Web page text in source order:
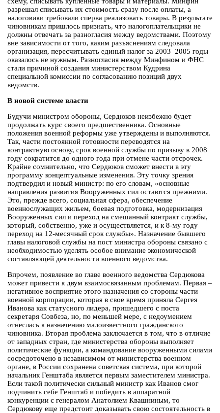
разрешал списывать их стоимость сразу после оплаты, а
налоговики требовали сперва реализовать товары. В результате
чиновникам пришлось признать, что налогоплательщики не
должны отвечать за разногласия между ведомствами. Поэтому
вне зависимости от того, каким разъяснениям следовала
организация, пересчитывать единый налог за 2003–2005 годы
оказалось не нужным. Разногласия между Минфином и ФНС
стали причиной создания министерством Кудрина
специальной комиссии по согласованию позиций двух
ведомств.
В новой системе власти
Будучи министром обороны, Сердюков неизбежно будет
продолжать курс своего предшественника. Основные
положения военной реформы уже утверждены и выполняются.
Так, части постоянной готовности переводятся на
контрактную основу, срок военной службы по призыву в 2008
году сократится до одного года при отмене части отсрочек.
Крайне сомнительно, что Сердюков сможет внести в эту
программу концептуальные изменения. Эту точку зрения
подтвердил и новый министр: по его словам, «основные
направления развития Вооруженных сил остаются прежними.
Это, прежде всего, социальная сфера, обеспечение
военнослужащих жильем, боевая подготовка, модернизация
Вооруженных сил и переход на смешанный контракт службы,
который, собственно, уже и осуществляется, и к 8-му году
переход на 12-месячный срок службы». Назначение бывшего
главы налоговой службы на пост министра обороны связано с
необходимостью уделять особое внимание экономической
составляющей деятельности военного ведомства.
Впрочем, появление во главе военного ведомства Сердюкова
может привести к двум взаимосвязанным проблемам. Первая –
негативное восприятие этого назначения со стороны части
военной корпорации, которая в свое время приняла Сергея
Иванова как статусного лидера, пришедшего с поста
секретаря Совбеза, но, по меньшей мере, с недоумением
отнеслась к назначению малоизвестного гражданского
чиновника. Вторая проблема заключается в том, что в отличие
от западных стран, где министерства обороны выполняет
политические функции, а командование вооруженными силами
сосредоточено в независимом от министерства военном
органе, в России сохранена советская система, при которой
начальник Генштаба является первым заместителем министра.
Если такой политически сильный министр как Иванов смог
подчинить себе Генштаб и победить в аппаратной
конкуренции с генералом Анатолием Квашниным, то
Сердюкову еще предстоит доказывать свою состоятельность в